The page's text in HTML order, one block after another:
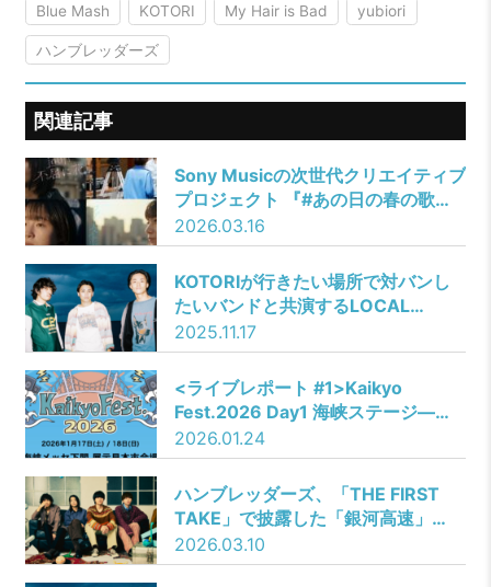
Blue Mash KOTORI My Hair is Bad yubiori
ハンブレッダーズ
関連記事
Sony Musicの次世代クリエイティブ
プロジェクト 『#あの日の春の歌』
が始動！ネクストブレイク３アーテ
ィストと次世代を担う若手女優が
CMで競演！
2026.03.16
KOTORIが行きたい場所で対バンし
たいバンドと共演するLOCAL
MATCHツアーの対バンアーティス
トに、w.o.d.、さよならポエジー、
Makiが決定！
2025.11.17
<ライブレポート #1>Kaikyo
Fest.2026 Day1 海峡ステージ――
熱帯魚とものくろーむ／セカンドバ
ッカー／35.7／Blue Mash／バック
ドロップシンデレラ／超能力戦士ド
リアン／Age Factory
2026.01.24
ハンブレッダーズ、「THE FIRST
TAKE」で披露した「銀河高速」
「恋の段落」の音源を3月11日より
配信リリース！
2026.03.10